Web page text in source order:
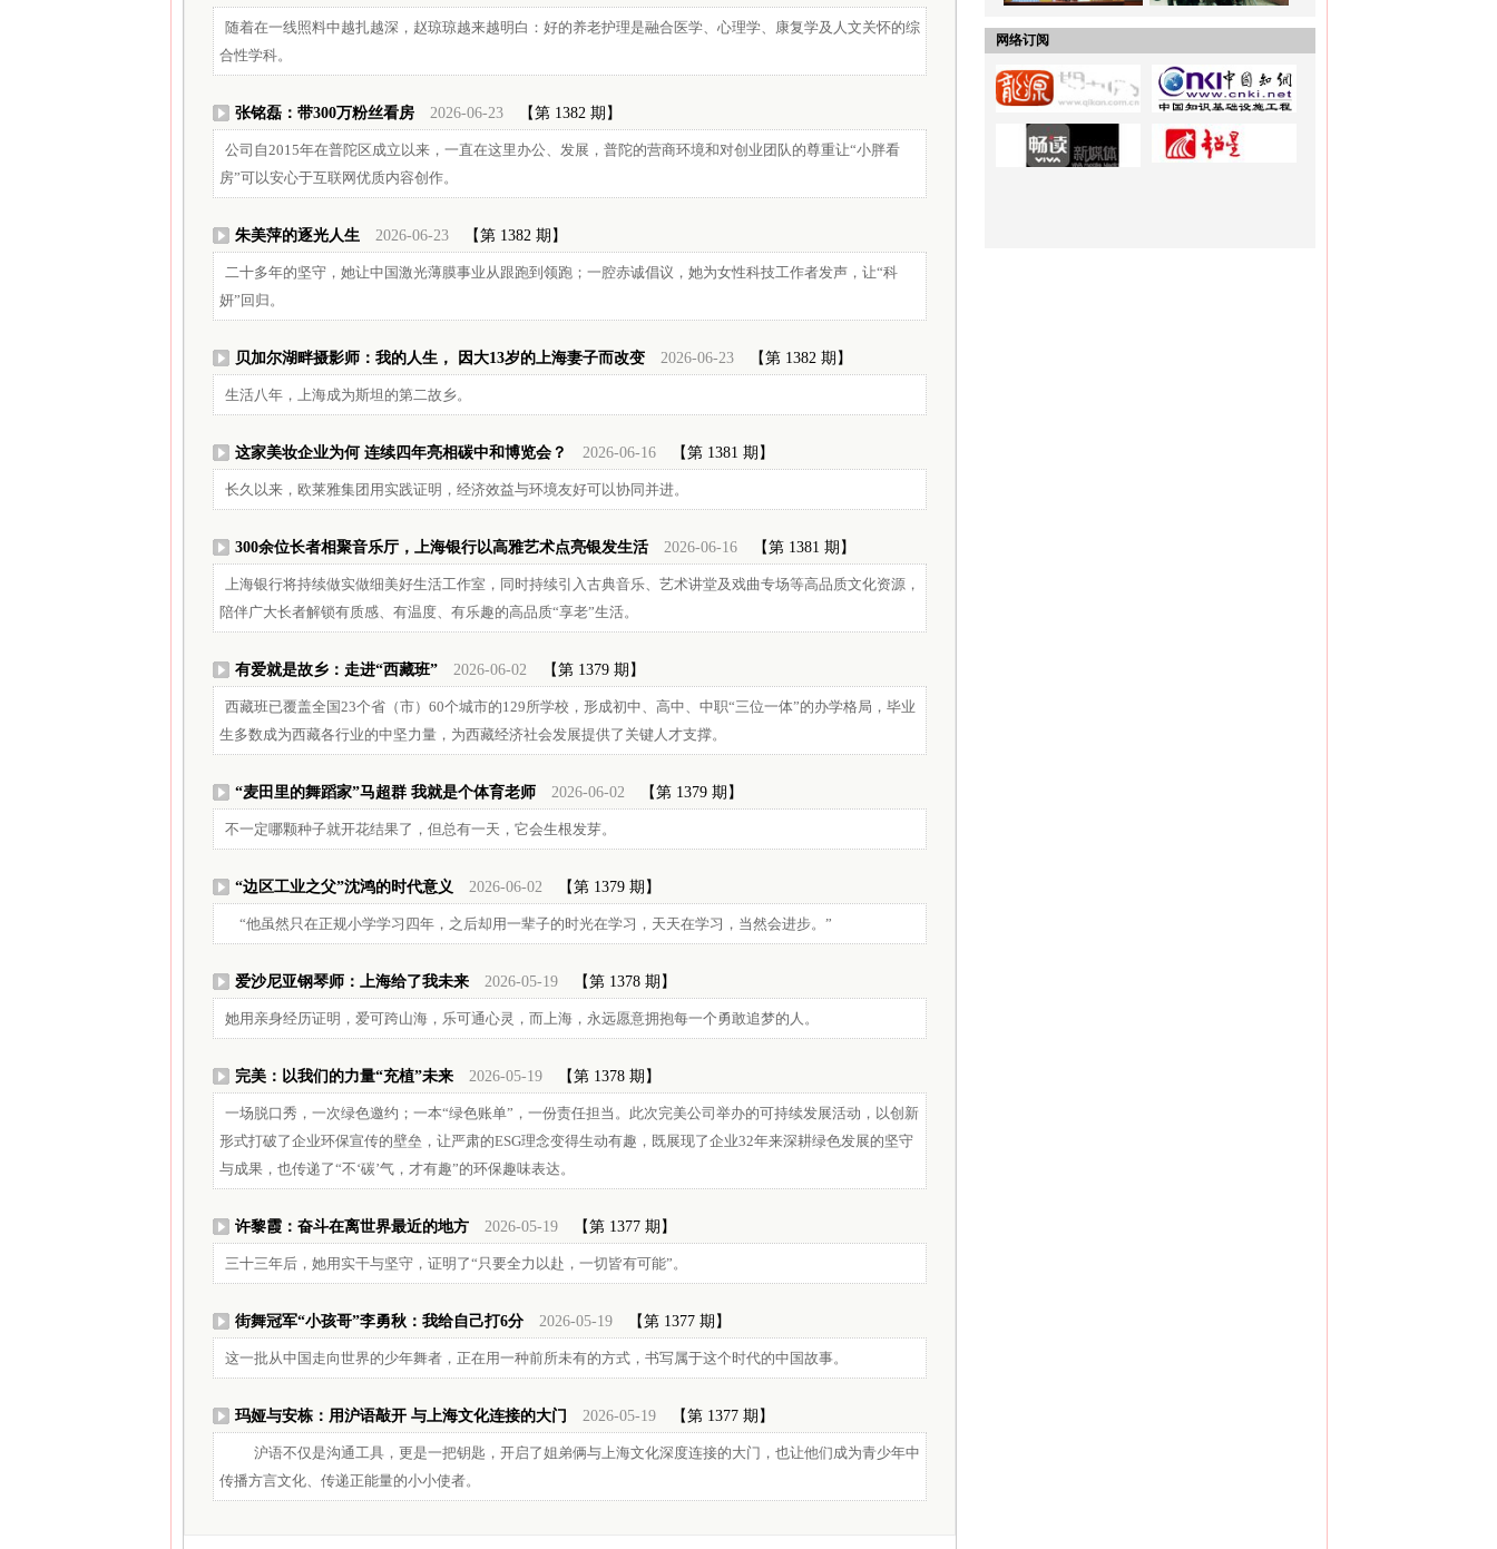
随着在一线照料中越扎越深，赵琼琼越来越明白：好的养老护理是融合医学、心理学、康复学及人文关怀的综
合性学科。
张铭磊：带300万粉丝看房 2026-06-23 【第 1382 期】
公司自2015年在普陀区成立以来，一直在这里办公、发展，普陀的营商环境和对创业团队的尊重让“小胖看
房”可以安心于互联网优质内容创作。
朱美萍的逐光人生 2026-06-23 【第 1382 期】
二十多年的坚守，她让中国激光薄膜事业从跟跑到领跑；一腔赤诚倡议，她为女性科技工作者发声，让“科
妍”回归。
贝加尔湖畔摄影师：我的人生， 因大13岁的上海妻子而改变 2026-06-23 【第 1382 期】
生活八年，上海成为斯坦的第二故乡。
这家美妆企业为何 连续四年亮相碳中和博览会？ 2026-06-16 【第 1381 期】
长久以来，欧莱雅集团用实践证明，经济效益与环境友好可以协同并进。
300余位长者相聚音乐厅，上海银行以高雅艺术点亮银发生活 2026-06-16 【第 1381 期】
上海银行将持续做实做细美好生活工作室，同时持续引入古典音乐、艺术讲堂及戏曲专场等高品质文化资源，
陪伴广大长者解锁有质感、有温度、有乐趣的高品质“享老”生活。
有爱就是故乡：走进“西藏班” 2026-06-02 【第 1379 期】
西藏班已覆盖全国23个省（市）60个城市的129所学校，形成初中、高中、中职“三位一体”的办学格局，毕业
生多数成为西藏各行业的中坚力量，为西藏经济社会发展提供了关键人才支撑。
“麦田里的舞蹈家”马超群 我就是个体育老师 2026-06-02 【第 1379 期】
不一定哪颗种子就开花结果了，但总有一天，它会生根发芽。
“边区工业之父”沈鸿的时代意义 2026-06-02 【第 1379 期】
“他虽然只在正规小学学习四年，之后却用一辈子的时光在学习，天天在学习，当然会进步。”
爱沙尼亚钢琴师：上海给了我未来 2026-05-19 【第 1378 期】
她用亲身经历证明，爱可跨山海，乐可通心灵，而上海，永远愿意拥抱每一个勇敢追梦的人。
完美：以我们的力量“充植”未来 2026-05-19 【第 1378 期】
一场脱口秀，一次绿色邀约；一本“绿色账单”，一份责任担当。此次完美公司举办的可持续发展活动，以创新
形式打破了企业环保宣传的壁垒，让严肃的ESG理念变得生动有趣，既展现了企业32年来深耕绿色发展的坚守
与成果，也传递了“不‘碳’气，才有趣”的环保趣味表达。
许黎霞：奋斗在离世界最近的地方 2026-05-19 【第 1377 期】
三十三年后，她用实干与坚守，证明了“只要全力以赴，一切皆有可能”。
街舞冠军“小孩哥”李勇秋：我给自己打6分 2026-05-19 【第 1377 期】
这一批从中国走向世界的少年舞者，正在用一种前所未有的方式，书写属于这个时代的中国故事。
玛娅与安栋：用沪语敲开 与上海文化连接的大门 2026-05-19 【第 1377 期】
沪语不仅是沟通工具，更是一把钥匙，开启了姐弟俩与上海文化深度连接的大门，也让他们成为青少年中
传播方言文化、传递正能量的小小使者。
网络订阅